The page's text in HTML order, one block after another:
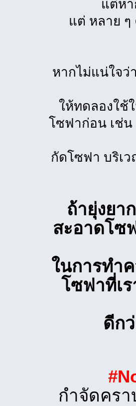
แต่ห
แต่ หลาย
หากไม่แน่ใจว่
ให้ทดลองใช้
โซฟาก่อน เช่
กัดโซฟา บริเ
ถ้ายุ่งยา
สะอาดโซ
ในการทำ
โซฟาที่เ
ดีก
กำจัดคร